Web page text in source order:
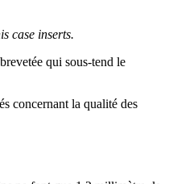
case inserts.
qui sous-tend le
concernant la qualité des